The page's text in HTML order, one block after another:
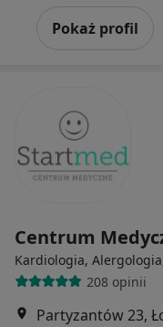
Pokaż profil
Centrum
Kardiologia,
208 opinii
Partyzantów 23,